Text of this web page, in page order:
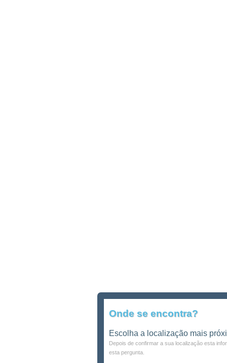
Onde se encontra?
Escolha a localização mais
Depois de confirmar a sua localização esta
esta pergunta.